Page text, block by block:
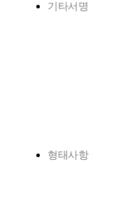
기타서명
형태사항